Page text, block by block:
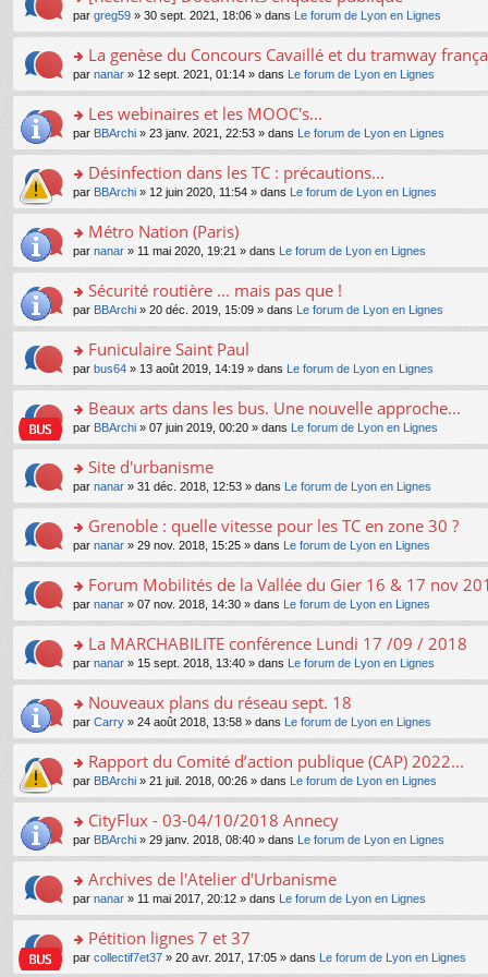
ré
c
e
nt
pl
u
s
ré
c
e
nt
n
le
pl
u
s
ré
c
e
nt
a
g
e
n
n
le
pl
u
s
ré
c
e
nt
e
s
a
g
e
n
n
le
pl
u
s
ré
c
e
nt
ult
er
le
m
e
s
a
g
e
n
n
le
pl
u
s
ré
c
e
nt
o
n
s
ult
er
le
m
e
s
a
g
e
n
n
le
pl
u
s
ré
c
e
nt
par greg59 » 30 sept. 2021, 18:06 » dans Le forum de Lyon en Lignes
o
n
s
ult
er
le
m
e
s
a
g
e
n
n
le
pl
u
s
ré
c
e
nt
La genèse du Concours Cavaillé et du tramway
par nanar » 12 sept. 2021, 01:14 » dans Le forum de Lyon en Lignes
o
n
s
ult
er
le
m
e
s
a
g
e
n
n
le
pl
u
s
ré
c
e
nt
Les webinaires et les MOOC's...
par BBArchi » 23 janv. 2021, 22:53 » dans Le forum de Lyon en Lignes
o
n
s
ult
er
le
m
e
s
a
g
e
n
n
le
pl
u
s
ré
c
e
nt
Désinfection dans les TC : précautions...
par BBArchi » 12 juin 2020, 11:54 » dans Le forum de Lyon en Lignes
o
n
s
ult
er
le
m
e
s
a
g
e
n
n
le
pl
u
s
ré
c
e
nt
Métro Nation (Paris)
par nanar » 11 mai 2020, 19:21 » dans Le forum de Lyon en Lignes
o
n
s
ult
er
le
m
e
s
a
g
e
n
n
le
pl
u
s
ré
c
e
nt
Sécurité routière ... mais pas que !
par BBArchi » 20 déc. 2019, 15:09 » dans Le forum de Lyon en Lignes
o
n
s
ult
er
le
m
e
s
a
g
e
n
n
le
pl
u
s
ré
c
e
nt
Funiculaire Saint Paul
par bus64 » 13 août 2019, 14:19 » dans Le forum de Lyon en Lignes
o
n
s
ult
er
le
m
e
s
a
g
e
n
n
le
pl
u
s
ré
c
e
nt
Beaux arts dans les bus. Une nouvelle approche...
par BBArchi » 07 juin 2019, 00:20 » dans Le forum de Lyon en Lignes
o
n
s
ult
er
le
m
e
s
a
g
e
n
n
le
pl
u
s
ré
c
e
nt
Site d'urbanisme
par nanar » 31 déc. 2018, 12:53 » dans Le forum de Lyon en Lignes
o
n
s
ult
er
le
m
e
s
a
g
e
n
n
le
pl
u
s
ré
c
e
nt
Grenoble : quelle vitesse pour les TC en zone 30 ?
par nanar » 29 nov. 2018, 15:25 » dans Le forum de Lyon en Lignes
o
n
s
ult
er
le
m
e
s
a
g
e
n
n
le
pl
u
s
ré
c
Forum Mobilités de la Vallée du Gier 16 & 17 nov
par nanar » 07 nov. 2018, 14:30 » dans Le forum de Lyon en Lignes
o
n
s
ult
er
le
m
e
s
a
g
e
n
n
le
pl
u
La MARCHABILITE conférence Lundi 17 /09 / 2018
par nanar » 15 sept. 2018, 13:40 » dans Le forum de Lyon en Lignes
o
n
s
ult
er
le
m
e
s
a
g
e
n
n
Nouveaux plans du réseau sept. 18
par Carry » 24 août 2018, 13:58 » dans Le forum de Lyon en Lignes
o
n
s
ult
er
le
m
e
s
a
g
Rapport du Comité d’action publique (CAP) 2022...
par BBArchi » 21 juil. 2018, 00:26 » dans Le forum de Lyon en Lignes
o
n
s
ult
er
le
m
e
s
CityFlux - 03-04/10/2018 Annecy
par BBArchi » 29 janv. 2018, 08:40 » dans Le forum de Lyon en Lignes
o
n
s
ult
er
Archives de l'Atelier d'Urbanisme
par nanar » 11 mai 2017, 20:12 » dans Le forum de Lyon en Lignes
o
n
Pétition lignes 7 et 37
par collectif7et37 » 20 avr. 2017, 17:05 » dans Le forum de Lyon en Lignes